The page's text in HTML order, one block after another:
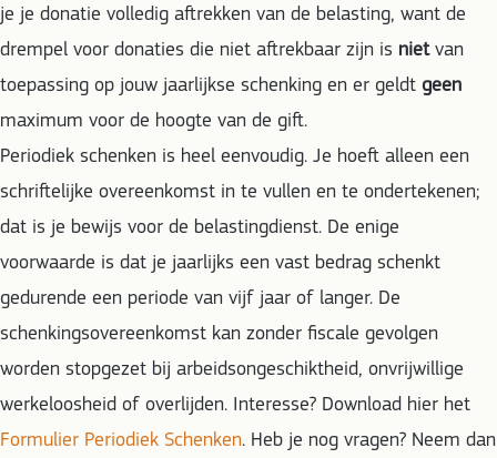
je je donatie volledig aftrekken van de belasting, want de
drempel voor donaties die niet aftrekbaar zijn is nietvan
toepassing op jouw jaarlijkse schenking en er geldt geen
maximum voor de hoogte van de gift.
Periodiek schenken is heel eenvoudig. Je hoeft alleen een
schriftelijke overeenkomst in te vullen en te ondertekenen;
dat is je bewijs voor de belastingdienst. De enige
voorwaarde is dat je jaarlijks een vast bedrag schenkt
gedurende een periode van vijf jaar of langer. De
schenkingsovereenkomst kan zonder fiscale gevolgen
worden stopgezet bij arbeidsongeschiktheid, onvrijwillige
werkeloosheid of overlijden. Interesse? Download hier het
Formulier Periodiek Schenken. Heb je nog vragen? Neem dan